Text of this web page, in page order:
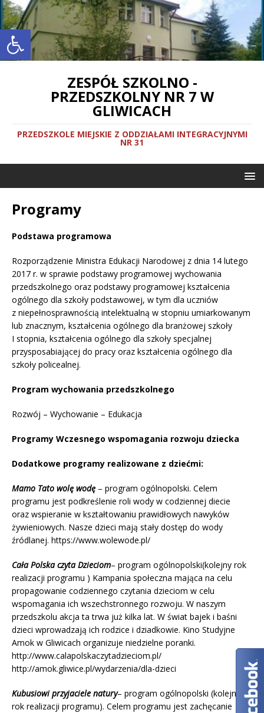
Otwórz pasek narzędzi
ZESPÓŁ SZKOLNO -
PRZEDSZKOLNY NR 7 W
GLIWICACH
PRZEDSZKOLE MIEJSKIE Z ODDZIAŁAMI INTEGRACYJNYMI
NR 31
Programy
Podstawa programowa
Rozporządzenie Ministra Edukacji Narodowej z dnia 14 lutego
2017 r. w sprawie podstawy programowej wychowania
przedszkolnego oraz podstawy programowej kształcenia
ogólnego dla szkoły podstawowej, w tym dla uczniów
z niepełnosprawnością intelektualną w stopniu umiarkowanym
lub znacznym, kształcenia ogólnego dla branżowej szkoły
I stopnia, kształcenia ogólnego dla szkoły specjalnej
przysposabiającej do pracy oraz kształcenia ogólnego dla
szkoły policealnej.
Program wychowania przedszkolnego
Rozwój – Wychowanie – Edukacja
Programy Wczesnego wspomagania rozwoju dziecka
Dodatkowe programy realizowane z dziećmi:
Mamo Tato wolę wodę – program ogólnopolski. Celem
programu jest podkreślenie roli wody w codziennej diecie
oraz wspieranie w kształtowaniu prawidłowych nawyków
żywieniowych. Nasze dzieci mają stały dostęp do wody
źródlanej. https://www.wolewode.pl/
Cała Polska czyta Dzieciom– program ogólnopolski(kolejny rok
realizacji programu ) Kampania społeczna mająca na celu
propagowanie codziennego czytania dzieciom w celu
wspomagania ich wszechstronnego rozwoju. W naszym
przedszkolu akcja ta trwa już kilka lat. W świat bajek i baśni
dzieci wprowadzają ich rodzice i dziadkowie. Kino Studyjne
Amok w Gliwicach organizuje niedzielne poranki.
http://www.calapolskaczytadzieciom.pl/
http://amok.gliwice.pl/wydarzenia/dla-dzieci
Kubusiowi przyjaciele natury– program ogólnopolski (kolejny
rok realizacji programu). Celem programu jest zachęcanie